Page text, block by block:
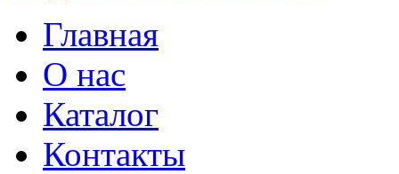
Главная
О нас
Каталог
Контакты